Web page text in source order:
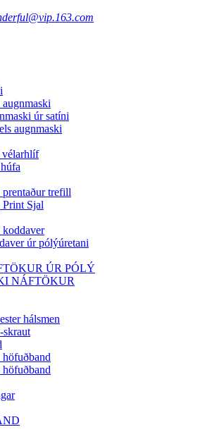
úr satíni
augnmaski
trefill
Sjal
úr pólýúretani
ÚR PÓLÝ
NÁFTÖKUR
hálsmen
skraut